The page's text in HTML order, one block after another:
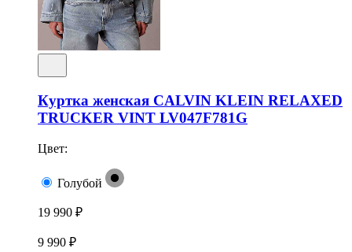
Куртка женская CALVIN KLEIN RELAXED
TRUCKER VINT LV047F781G
Цвет:
Голубой
19 990 ₽
9 990 ₽